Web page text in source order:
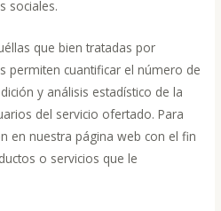
sociales.
que bien tratadas por
permiten cuantificar el número de
y análisis estadístico de la
del servicio ofertado. Para
en nuestra página web con el fin
o servicios que le